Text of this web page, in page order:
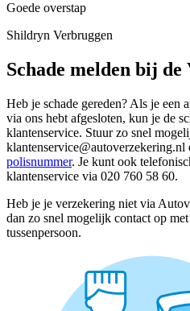
Goede overstap
Shildryn Verbruggen
Schade melden bij de
Heb je schade gereden? Als je een
via ons hebt afgesloten, kun je de
klantenservice. Stuur zo snel
klantenservice@autoverzekering.nl
polisnummer. Je kunt ook
klantenservice via 020 760 58 60.
Heb je je verzekering niet via
dan zo snel mogelijk contact op
tussenpersoon.